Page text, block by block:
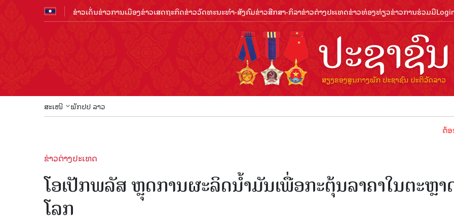
ຂ່າວເດັ່ນຂ່າວການເມືອງຂ່າວເສດຖະກິດຂ່າວວັດທະນະທຳ-ສັງຄົມຂ່າວສືກສາ-ກິລາຂ່າວຕ່າງປະເທດຂ່າວທ່ອງທ່ຽວຂ່າວການຮ່ວມມື
ສະເໜີ ພັກປປ ລາວ
ຕ້ອນຮັບປີທ່
ຂ່າວຕ່າງປະເທດ
ໂອເປັກພລັສ ຫຼຸດການຜະລິດນ້ຳມັນເພື່ອກະຕຸ້ນລາຄາໃນຕະຫຼາ
ໂລກ